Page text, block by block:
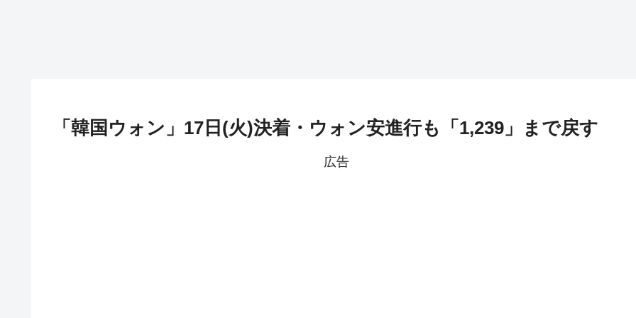
「韓国ウォン」17日(火)決着・ウォン安進行も「1,239」まで戻す
広告